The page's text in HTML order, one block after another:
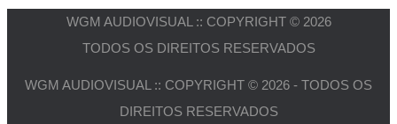
WGM AUDIOVISUAL :: COPYRIGHT © 2026
TODOS OS DIREITOS RESERVADOS
WGM AUDIOVISUAL :: COPYRIGHT © 2026 - TODOS OS
DIREITOS RESERVADOS